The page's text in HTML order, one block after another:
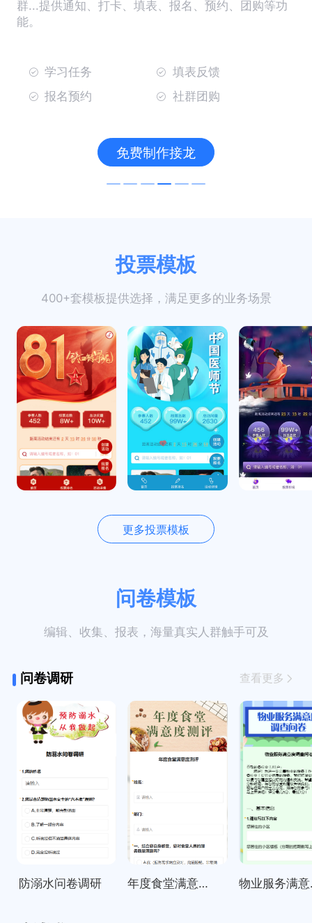
群...提供通知、打卡、填表、报名、预约、团购等功
能。
学习任务
填表反馈
报名预约
社群团购
免费制作接龙
投票模板
400+套模板提供选择，满足更多的业务场景
更多投票模板
问卷模板
编辑、收集、报表，海量真实人群触手可及
问卷调研 查看更多
防溺水问卷调研 年度食堂满意度测评 物